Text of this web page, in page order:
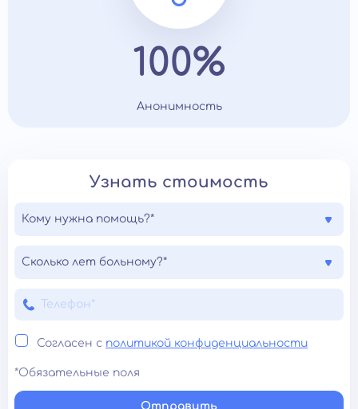
100%
Анонимность
Узнать стоимость
Кому нужна помощь?*
Сколько лет больному?*
Согласен с политикой конфиденциальности
*Обязательные поля
Отправить